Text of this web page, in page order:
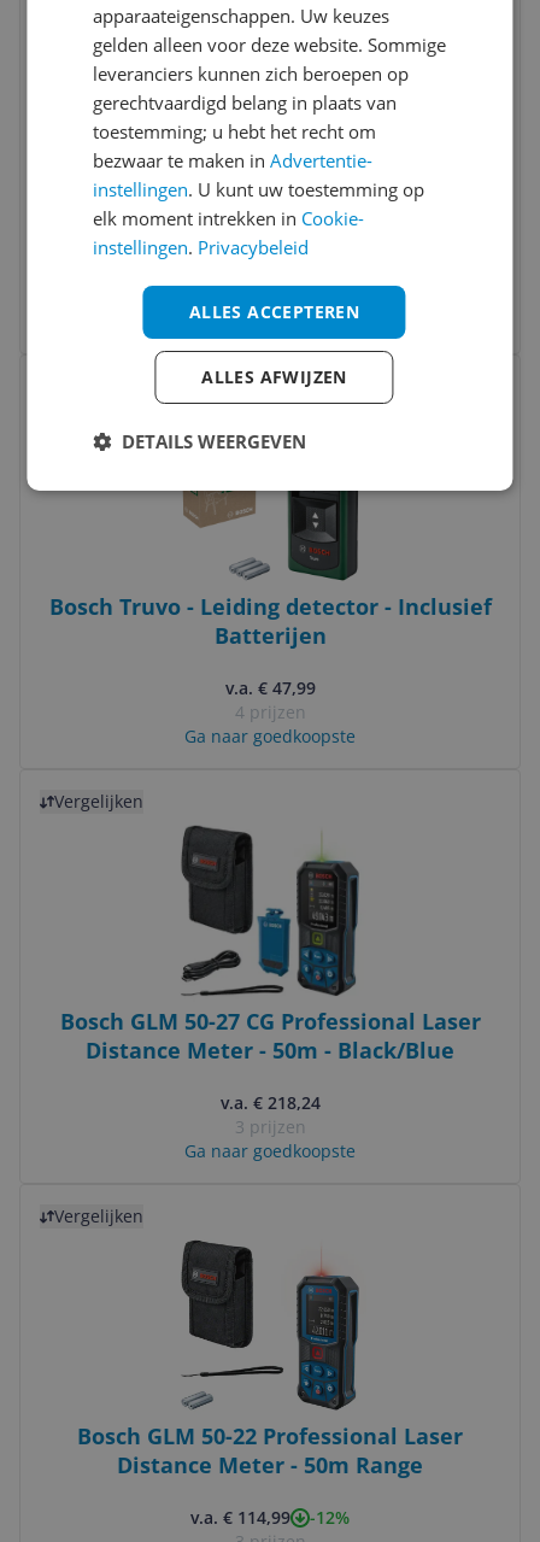
Bosch D-tect 200 C - Muurscanner -
200mm - Inclusief Tas
Ga naar goedkoopste
Bosch Truvo - Leiding detector - Inclusief
Batterijen
v.a. € 47,99
4 prijzen
Ga naar goedkoopste
Vergelijken
Bosch GLM 50-27 CG Professional Laser
Distance Meter - 50m - Black/Blue
v.a. € 218,24
3 prijzen
Ga naar goedkoopste
Vergelijken
Bosch GLM 50-22 Professional Laser
Distance Meter - 50m Range
v.a. € 114,99
-12%
apparaateigenschappen. Uw keuzes
gelden alleen voor deze website. Sommige
leveranciers kunnen zich beroepen op
gerechtvaardigd belang in plaats van
toestemming; u hebt het recht om
bezwaar te maken inAdvertentie-
instellingen. U kunt uw toestemming op
elk moment intrekken in Cookie-
instellingen. Privacybeleid
ALLES ACCEPTEREN
ALLES AFWIJZEN
DETAILS WEERGEVEN